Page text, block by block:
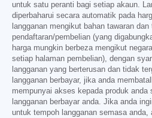
untuk satu peranti bagi setiap akaun.
diperbaharui secara automatik pada
langganan mengikut bahan tawaran
pendaftaran/pembelian (yang
harga mungkin berbeza mengikut
setiap halaman pembelian), dengan
langganan yang berterusan dan tidak
langganan berbayar, jika anda
mempunyai akses kepada produk anda
langganan berbayar anda. Jika anda
untuk tempoh langganan semasa